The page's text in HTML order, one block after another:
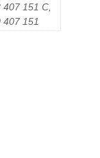
407 151 C,
407 151